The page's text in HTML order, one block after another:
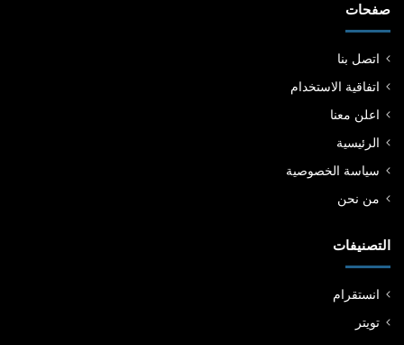
صفحات
اتصل بنا
اتفاقية الاستخدام
اعلن معنا
الرئيسية
سياسة الخصوصية
من نحن
التصنيفات
انستقرام
تويتر